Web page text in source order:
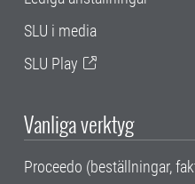
SLU i media
SLU Play
Vanliga verktyg
Proceedo (beställningar,